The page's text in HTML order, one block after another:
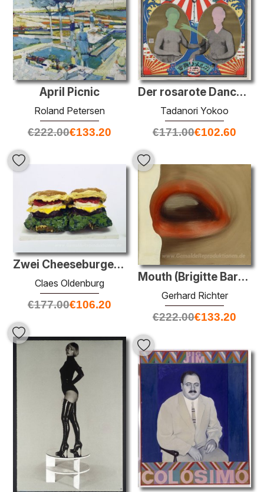
Der rosarote Dance, A La Maison De M. Civecawa
Tadanori Yokoo
€171.00€102.60
April Picnic
Roland Petersen
€222.00€133.20
Mouth (Brigitte Bardot die Lippen)
Gerhard Richter
€222.00€133.20
Zwei Cheeseburger mit Alles (Dual Hamburger)
Claes Oldenburg
€177.00€106.20